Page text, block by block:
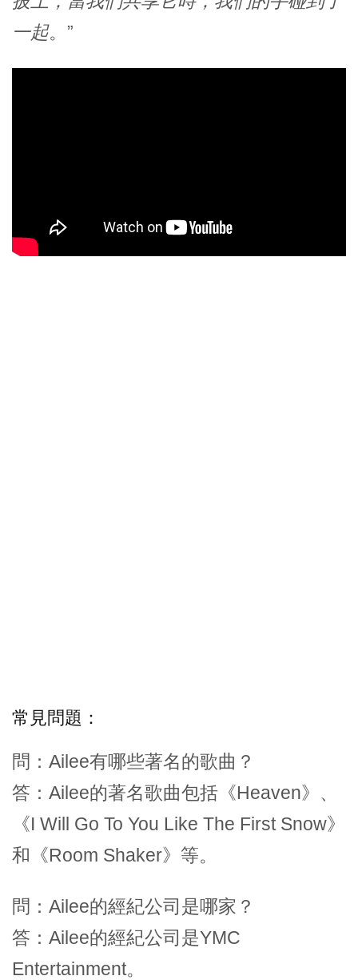
一起。”
常見問題：
問：Ailee有哪些著名的歌曲？
答：Ailee的著名歌曲包括《Heaven》、
《I Will Go To You Like The First Snow》
和《Room Shaker》等。
問：Ailee的經紀公司是哪家？
答：Ailee的經紀公司是YMC
Entertainment。